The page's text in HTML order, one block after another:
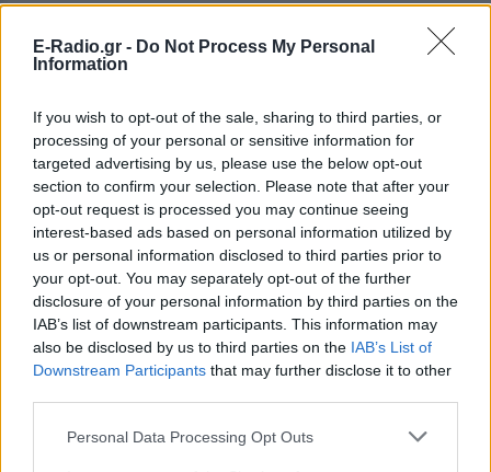
E-Radio.gr - Do Not Process My Personal
Information
If you wish to opt-out of the sale, sharing to third parties, or
processing of your personal or sensitive information for
targeted advertising by us, please use the below opt-out
section to confirm your selection. Please note that after your
opt-out request is processed you may continue seeing
interest-based ads based on personal information utilized by
us or personal information disclosed to third parties prior to
your opt-out. You may separately opt-out of the further
disclosure of your personal information by third parties on the
IAB’s list of downstream participants. This information may
also be disclosed by us to third parties on the IAB’s List of
Downstream Participants that may further disclose it to other
Personal Data Processing Opt Outs
ότι ήταν δικό του.
ρίξει πλέον η δικαιοσύνη.
[ΠΗΓΗ]
ΔΙΑΦΗΜΙΣΗ